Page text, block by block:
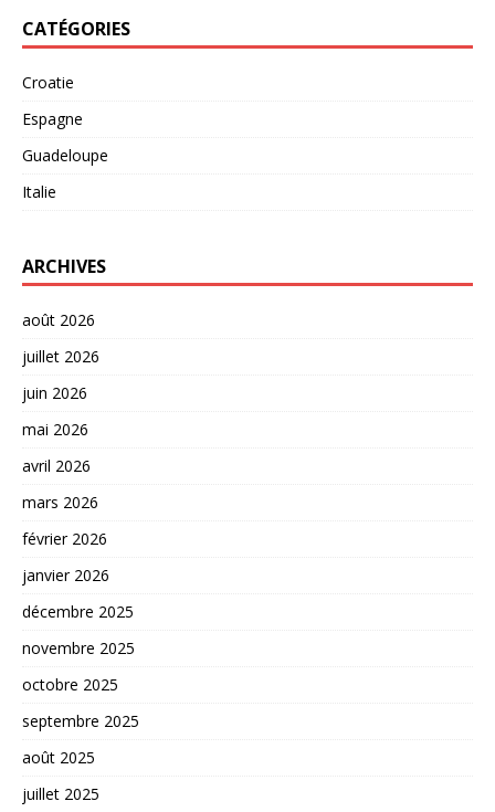
CATÉGORIES
Croatie
Espagne
Guadeloupe
Italie
ARCHIVES
août 2026
juillet 2026
juin 2026
mai 2026
avril 2026
mars 2026
février 2026
janvier 2026
décembre 2025
novembre 2025
octobre 2025
septembre 2025
août 2025
juillet 2025